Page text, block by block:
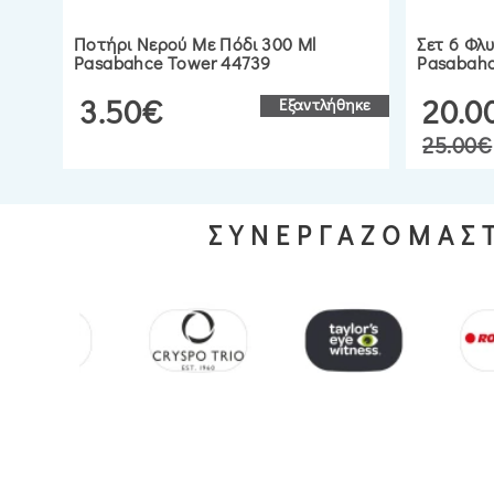
Ποτήρι Νερού Με Πόδι 300 Ml
Pasabahce Tower 44739
3.50€ Εξαντλήθηκε
Σετ 6
25.00€